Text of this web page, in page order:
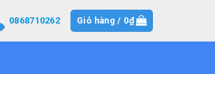
0868710262 Giỏ hàng / 0₫